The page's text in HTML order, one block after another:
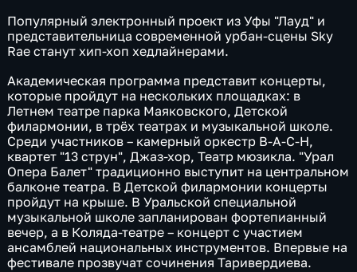
Популярный электронный проект из Уфы "Лауд" и
представительница современной урбан-сцены Sky
Rae станут хип-хоп хедлайнерами.
Академическая программа представит концерты,
которые пройдут на нескольких площадках: в
Летнем театре парка Маяковского, Детской
филармонии, в трёх театрах и музыкальной школе.
Среди участников – камерный оркестр B-A-C-H,
квартет "13 струн", Джаз-хор, Театр мюзикла. "Урал
Опера Балет" традиционно выступит на центральном
балконе театра. В Детской филармонии концерты
пройдут на крыше. В Уральской специальной
музыкальной школе запланирован фортепианный
вечер, а в Коляда-театре – концерт с участием
ансамблей национальных инструментов. Впервые на
фестивале прозвучат сочинения Таривердиева.